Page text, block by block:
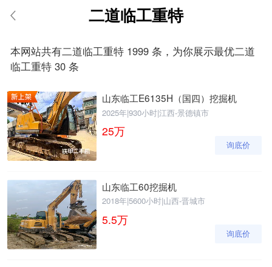
二道临工重特
本网站共有二道临工重特 1999 条，为你展示最优二道
临工重特 30 条
山东临工E6135H（国四）挖掘机
2025年|930小时|江西-景德镇市
25万
询底价
山东临工60挖掘机
2018年|5600小时|山西-晋城市
5.5万
询底价
请输入手机号
获
取
验
证
码
提
交
即
表
示
您
意
政
策》